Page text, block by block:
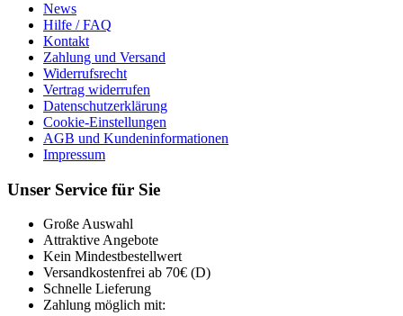
News
Hilfe / FAQ
Kontakt
Zahlung und Versand
Widerrufsrecht
Vertrag widerrufen
Datenschutzerklärung
Cookie-Einstellungen
AGB und Kundeninformationen
Impressum
Unser Service für Sie
Große Auswahl
Attraktive Angebote
Kein Mindestbestellwert
Versandkostenfrei ab 70€ (D)
Schnelle Lieferung
Zahlung möglich mit: